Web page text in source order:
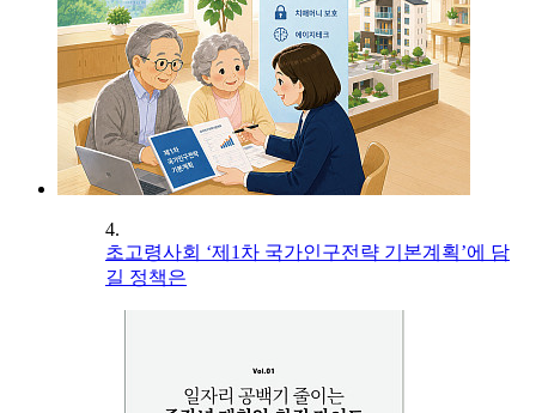
4.
초고령사회 ‘제1차 국가인구전략 기본계획’에 담
길 정책은